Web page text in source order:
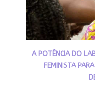
A POTÊNCIA DO
FEMINISTA